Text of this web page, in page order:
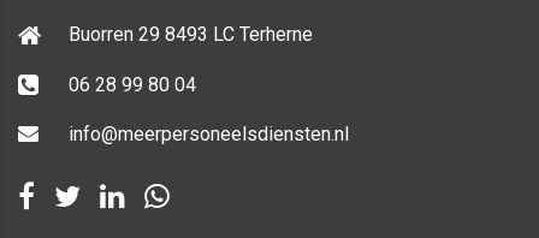
Buorren 29 8493 LC Terherne
06 28 99 80 04
info@meerpersoneelsdiensten.nl